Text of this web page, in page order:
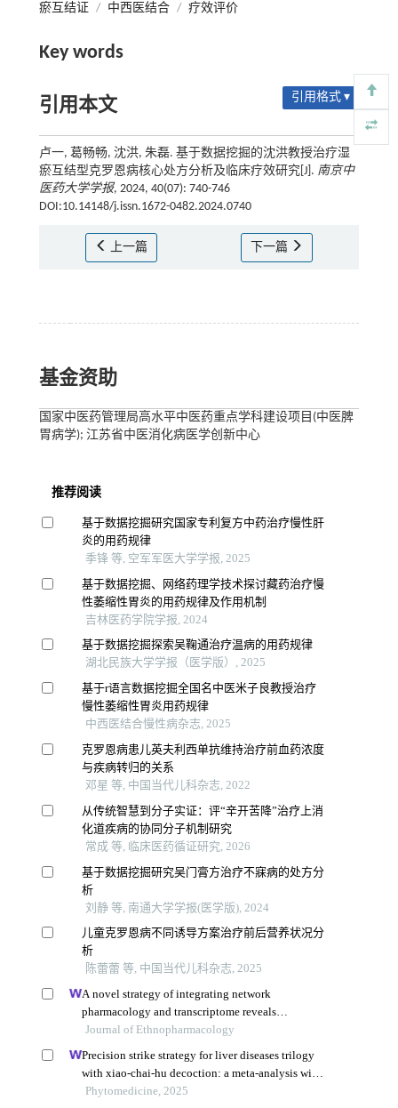
瘀互结证 / 中西医结合 / 疗效评价
Key words
引用本文 引用格式 ▾
卢一, 葛畅畅, 沈洪, 朱磊. 基于数据挖掘的沈洪教授治疗湿
瘀互结型克罗恩病核心处方分析及临床疗效研究[J]. 南京中
医药大学学报, 2024, 40(07): 740-746
DOI:10.14148/j.issn.1672-0482.2024.0740
上一篇 下一篇
基金资助
国家中医药管理局高水平中医药重点学科建设项目(中医脾
胃病学); 江苏省中医消化病医学创新中心